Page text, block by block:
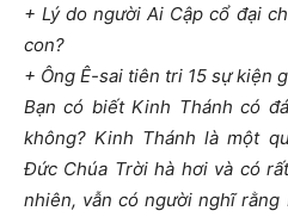
+ Lý do người Ai Cập cổ đại
con?
+ Ông Ê-sai tiên tri 15 sự kiện
Bạn có biết Kinh Thánh có
không? Kinh Thánh là một
Đức Chúa Trời hà hơi và có
nhiên, vẫn có người nghĩ